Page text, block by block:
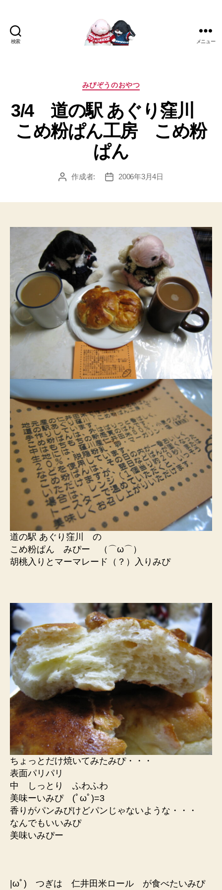
検索
ぴ
う
Blog
メニュー
カ
ゴ
リ
ー
みぴぞうのおやつ
3/4 道の駅 あぐり窪川
こめ粉ぱん工房 こめ粉
ぱん
投 作成者:
投
2006年3月4日
道の駅 あぐり窪川 の
こめ粉ぱん みぴー （⌒ω⌒）
胡桃入りとマーマレード（？）入りみぴ
ちょっとだけ焼いてみたみぴ・・・
表面パリパリ
中 しっとり ふわふわ
美味ーいみぴ (ﾟωﾟ)=3
香りがパンみぴけどパンじゃないような・・・
なんでもいいみぴ
美味いみぴー
|ωﾟ) つぎは 仁井田米ロール が食べたいみぴ